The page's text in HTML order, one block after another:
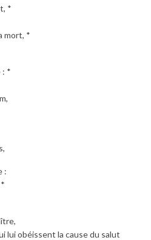
*
mort, *
: *
:
lui obéissent la cause du salut